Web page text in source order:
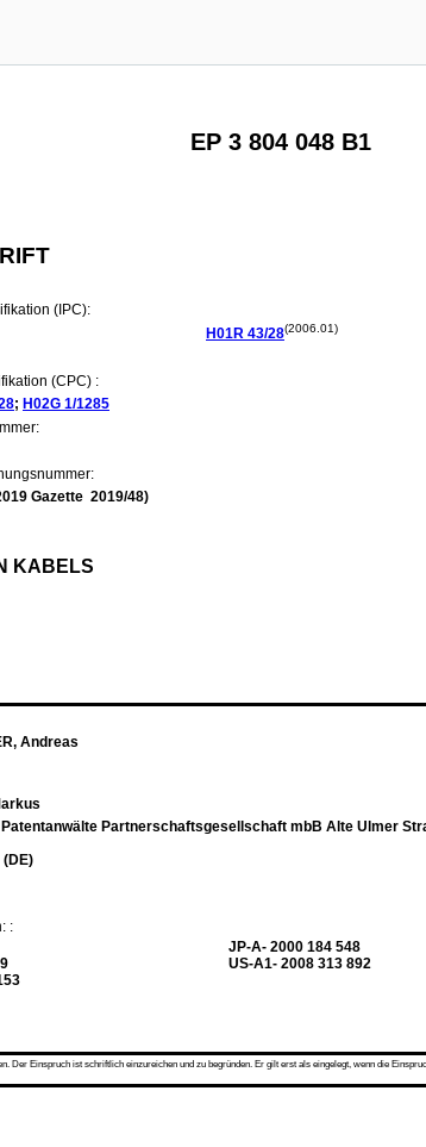
EP 3 804 048 B1
(IPC):
H01R 43/28(2006.01)
(CPC) :
; H02G 1/1285
Gazette 2019/48)
KABELS
Andreas
Patentanwälte Partnerschaftsgesellschaft mbB Alte Ulmer
:
JP-A- 2000 184 548
US-A1- 2008 313 892
Der Einspruch ist schriftlich einzureichen und zu begründen. Er gilt erst als eingelegt, wenn die